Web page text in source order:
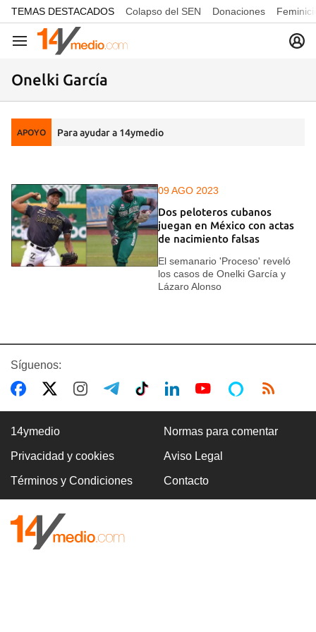
common.go-to-content
TEMAS DESTACADOS Colapso del SEN Donaciones
Navegación
Onelki García
APOYO Para ayudar a 14ymedio
09 AGO 2023
Dos peloteros cubanos
juegan en México con actas
de nacimiento falsas
El semanario 'Proceso' reveló
los casos de Onelki García y
Lázaro Alonso
Síguenos:
14ymedio Normas para comentar
Privacidad y cookies Aviso Legal
Términos y Condiciones Contacto